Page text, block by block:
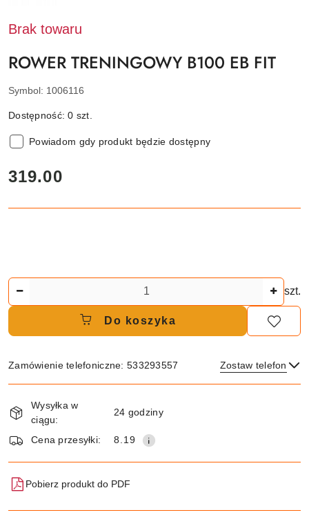
Brak towaru
ROWER TRENINGOWY B100 EB FIT
Symbol: 1006116
Dostępność:0 szt.
Powiadom gdy produkt będzie dostępny
cena:
319.00
szt.
Do koszyka
Zamówienie telefoniczne: 533293557 Zostaw telefon
Dostępność
i
dostawa
Wysyłka w
ciągu:
24 godziny
Cena przesyłki: 8.19
Pobierz produkt do PDF